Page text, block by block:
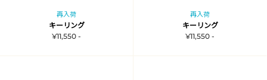
再入荷
キーリング
¥11,550 -
再入荷
キーリング
¥11,550 -